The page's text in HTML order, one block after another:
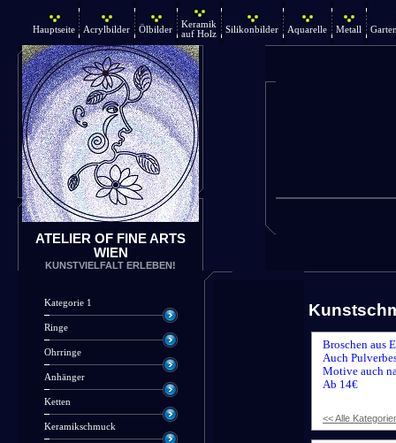
Hauptseite Acrylbilder Ölbilder
Keramik
auf Holz
Silikonbilder Aquarelle Metall
ATELIER OF FINE ARTS
WIEN
KUNSTVIELFALT ERLEBEN!
Kategorie 1
Ringe
Ohrringe
Anhänger
Ketten
Keramikschmuck
Broschen aus
Auch
Motive auch
Ab 14€
<< Alle